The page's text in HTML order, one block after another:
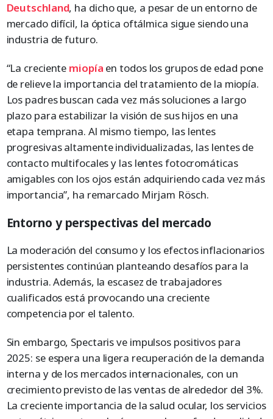
Deutschland, ha dicho que, a pesar de un entorno de
mercado difícil, la óptica oftálmica sigue siendo una
industria de futuro.
“La creciente miopía en todos los grupos de edad pone
de relieve la importancia del tratamiento de la miopía.
Los padres buscan cada vez más soluciones a largo
plazo para estabilizar la visión de sus hijos en una
etapa temprana. Al mismo tiempo, las lentes
progresivas altamente individualizadas, las lentes de
contacto multifocales y las lentes fotocromáticas
amigables con los ojos están adquiriendo cada vez más
importancia”, ha remarcado Mirjam Rösch.
Entorno y perspectivas del mercado
La moderación del consumo y los efectos inflacionarios
persistentes continúan planteando desafíos para la
industria. Además, la escasez de trabajadores
cualificados está provocando una creciente
competencia por el talento.
Sin embargo, Spectaris ve impulsos positivos para
2025: se espera una ligera recuperación de la demanda
interna y de los mercados internacionales, con un
crecimiento previsto de las ventas de alrededor del 3%.
La creciente importancia de la salud ocular, los servicios